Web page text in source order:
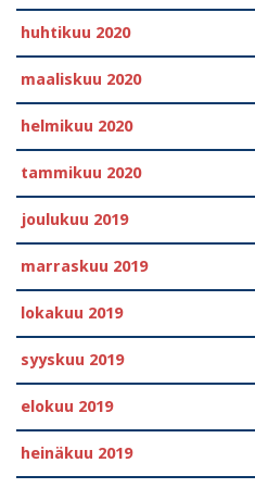
huhtikuu 2020
maaliskuu 2020
helmikuu 2020
tammikuu 2020
joulukuu 2019
marraskuu 2019
lokakuu 2019
syyskuu 2019
elokuu 2019
heinäkuu 2019